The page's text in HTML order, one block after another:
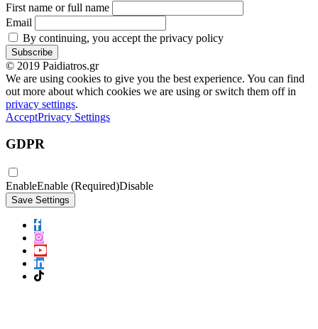
First name or full name
Email
By continuing, you accept the privacy policy
© 2019 Paidiatros.gr
We are using cookies to give you the best experience. You can find
out more about which cookies we are using or switch them off in
privacy settings.
AcceptPrivacy Settings
GDPR
EnableEnable (Required)Disable